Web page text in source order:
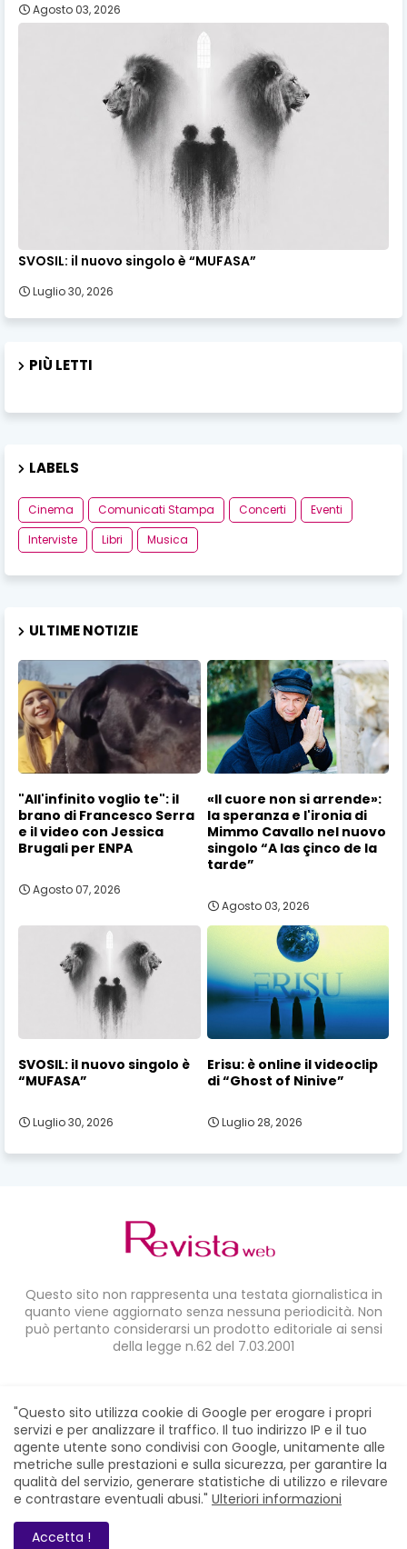
Agosto 03, 2026
SVOSIL: il nuovo singolo è “MUFASA”
Luglio 30, 2026
PIÙ LETTI
LABELS
Cinema Comunicati Stampa Concerti
Eventi
Interviste
Libri Musica
ULTIME NOTIZIE
"All'infinito voglio te": il
brano di Francesco Serra
e il video con Jessica
Brugali per ENPA
Agosto 07, 2026
«Il cuore non si arrende»:
la speranza e l'ironia di
Mimmo Cavallo nel nuovo
singolo “A las çinco de la
tarde”
Agosto 03, 2026
SVOSIL: il nuovo singolo è
“MUFASA”
Luglio 30, 2026
Erisu: è online il videoclip
di “Ghost of Ninive”
Luglio 28, 2026
Questo sito non rappresenta una testata giornalistica in
quanto viene aggiornato senza nessuna periodicità. Non
può pertanto considerarsi un prodotto editoriale ai sensi
della legge n.62 del 7.03.2001
Home Chi siamo Contatti Privacy Policy
RevistaWeb © 2021. All Right Reserved
"Questo sito utilizza cookie di Google per erogare i propri
servizi e per analizzare il traffico. Il tuo indirizzo IP e il tuo
agente utente sono condivisi con Google, unitamente alle
metriche sulle prestazioni e sulla sicurezza, per garantire la
qualità del servizio, generare statistiche di utilizzo e rilevare
e contrastare eventuali abusi." Ulteriori informazioni
Accetta !